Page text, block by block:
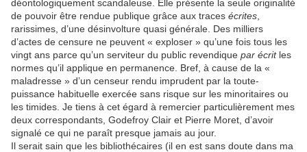
déontologiquement scandaleuse. Elle présente la seule originalité
de pouvoir être rendue publique grâce aux traces écrites
rarissimes, d’une désinvolture quasi générale. Des milliers
d’actes de censure ne peuvent « exploser » qu’une fois tous les
vingt ans parce qu’un serviteur du public revendique par écritles
normes qu’il applique en permanence. Bref, à cause de la «
maladresse » d’un censeur rendu imprudent par la toute-
puissance habituelle exercée sans risque sur les minoritaires ou
les timides. Je tiens à cet égard à remercier particulièrement mes
deux correspondants, Godefroy Clair et Pierre Moret, d’avoir
signalé ce qui ne paraît presque jamais au jour.
Il serait sain que les bibliothécaires (il en est sans doute dans ma